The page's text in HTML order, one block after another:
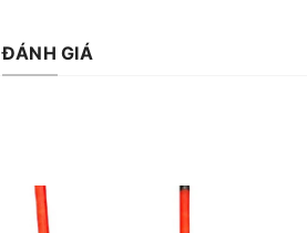
ĐÁNH GIÁ